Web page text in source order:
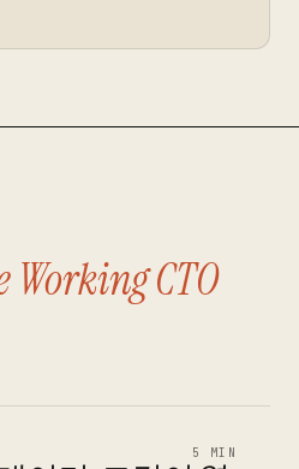
Working CTO
5 MIN